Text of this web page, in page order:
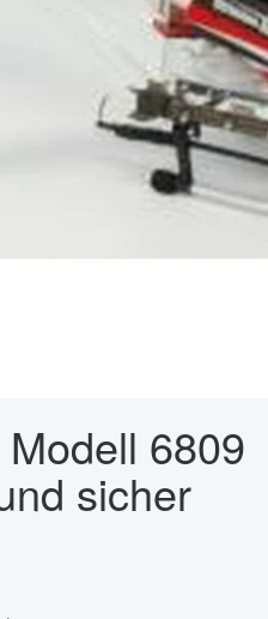
6809
sicher